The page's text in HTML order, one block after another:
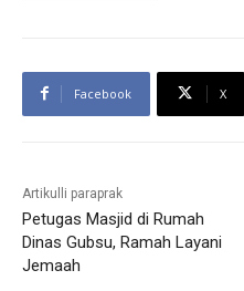
Facebook X
Artikulli paraprak
Petugas Masjid di Rumah
Dinas Gubsu, Ramah Layani
Jemaah